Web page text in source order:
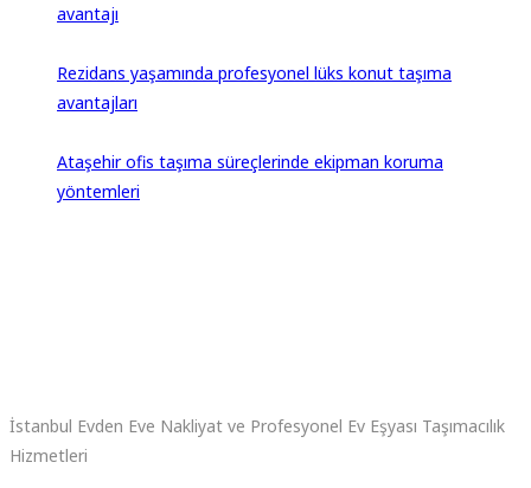
avantajı
Rezidans yaşamında profesyonel lüks konut taşıma
avantajları
Ataşehir ofis taşıma süreçlerinde ekipman koruma
yöntemleri
İstanbul Evden Eve Nakliyat ve Profesyonel Ev Eşyası Taşımacılık
Hizmetleri